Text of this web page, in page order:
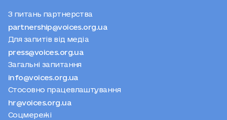
З питань партнерства
partnership@voices.org.ua
Для запитів від медіа
press@voices.org.ua
Загальні запитання
info@voices.org.ua
Стосовно працевлаштування
hr@voices.org.ua
Соцмережі